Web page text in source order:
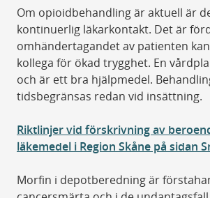
Om opioidbehandling är aktuell är
kontinuerlig läkarkontakt. Det är
omhändertagandet av patienten
kollega för ökad trygghet. En
och är ett bra hjälpmedel.
tidsbegränsas redan vid insättning.
Riktlinjer vid förskrivning av
läkemedel i Region Skåne på sidan
Morfin i depotberedning är